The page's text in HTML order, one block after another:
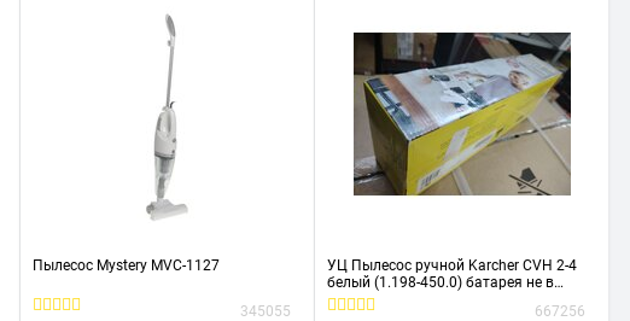
Пылесос Mystery MVC-1127
345055
УЦ Пылесос ручной Karcher CVH 2-4
белый (1.198-450.0) батарея не в
комплекте (плохая упаковка)
667256